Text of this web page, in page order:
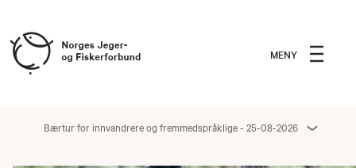
MENY
Bærtur for innvandrere og fremmedspråklige - 25-08-2026